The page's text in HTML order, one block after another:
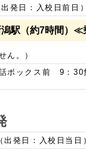
発日：入校日前日）
駅（約7時間）
ん。）
ボックス前 9：
発日：入校日当日